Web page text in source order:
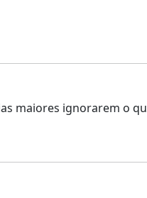
maiores ignorarem o